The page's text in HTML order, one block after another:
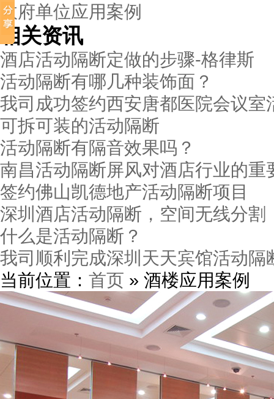
政府单位应用案例
相关资讯
酒店活动隔断定做的步骤-格律斯
活动隔断有哪几种装饰面？
我司成功签约西安唐都医院会议室
可拆可装的活动隔断
活动隔断有隔音效果吗？
南昌活动隔断屏风对酒店行业的重
签约佛山凯德地产活动隔断项目
深圳酒店活动隔断，空间无线分割
什么是活动隔断？
我司顺利完成深圳天天宾馆活动隔
当前位置： 首页 » 酒楼应用案例